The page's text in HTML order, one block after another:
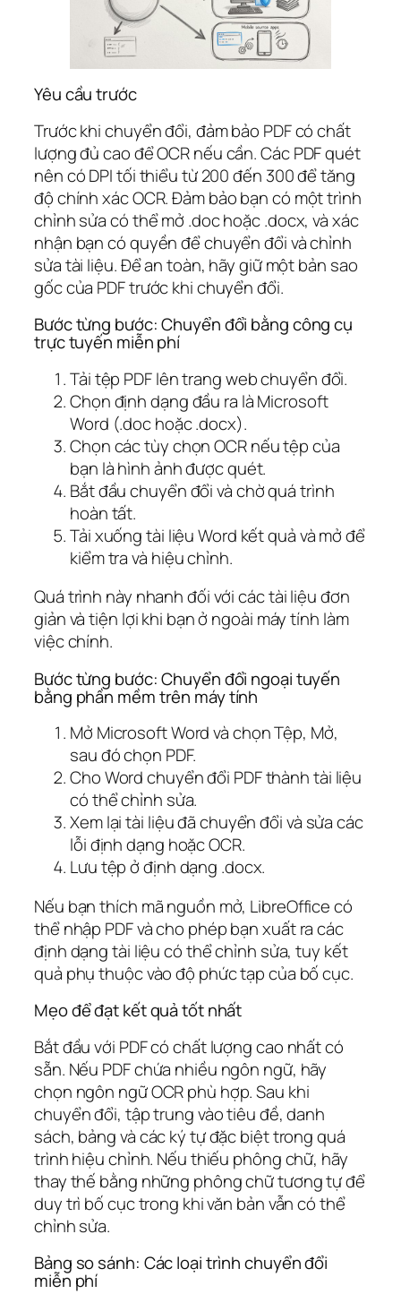
Yêu cầu trước
Trước khi chuyển đổi, đảm bảo PDF có chất
lượng đủ cao để OCR nếu cần. Các PDF quét
nên có DPI tối thiểu từ 200 đến 300 để tăng
độ chính xác OCR. Đảm bảo bạn có một trình
chỉnh sửa có thể mở .doc hoặc .docx, và xác
nhận bạn có quyền để chuyển đổi và chỉnh
sửa tài liệu. Để an toàn, hãy giữ một bản sao
gốc của PDF trước khi chuyển đổi.
Bước từng bước: Chuyển đổi bằng công cụ
trực tuyến miễn phí
Tải tệp PDF lên trang web chuyển đổi.
Chọn định dạng đầu ra là Microsoft
Word (.doc hoặc .docx).
Chọn các tùy chọn OCR nếu tệp của
bạn là hình ảnh được quét.
Bắt đầu chuyển đổi và chờ quá trình
hoàn tất.
Tải xuống tài liệu Word kết quả và mở để
kiểm tra và hiệu chỉnh.
Quá trình này nhanh đối với các tài liệu đơn
giản và tiện lợi khi bạn ở ngoài máy tính làm
việc chính.
Bước từng bước: Chuyển đổi ngoại tuyến
bằng phần mềm trên máy tính
Mở Microsoft Word và chọn Tệp, Mở,
sau đó chọn PDF.
Cho Word chuyển đổi PDF thành tài liệu
có thể chỉnh sửa.
Xem lại tài liệu đã chuyển đổi và sửa các
lỗi định dạng hoặc OCR.
Lưu tệp ở định dạng .docx.
Nếu bạn thích mã nguồn mở, LibreOffice có
thể nhập PDF và cho phép bạn xuất ra các
định dạng tài liệu có thể chỉnh sửa, tuy kết
quả phụ thuộc vào độ phức tạp của bố cục.
Mẹo để đạt kết quả tốt nhất
Bắt đầu với PDF có chất lượng cao nhất có
sẵn. Nếu PDF chứa nhiều ngôn ngữ, hãy
chọn ngôn ngữ OCR phù hợp. Sau khi
chuyển đổi, tập trung vào tiêu đề, danh
sách, bảng và các ký tự đặc biệt trong quá
trình hiệu chỉnh. Nếu thiếu phông chữ, hãy
thay thế bằng những phông chữ tương tự để
duy trì bố cục trong khi văn bản vẫn có thể
chỉnh sửa.
Bảng so sánh: Các loại trình chuyển đổi
miễn phí